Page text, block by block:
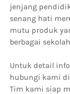
jenjang
senang hati
mutu produk
berbagai
Untuk detail
hubungi kami di
Tim kami siap